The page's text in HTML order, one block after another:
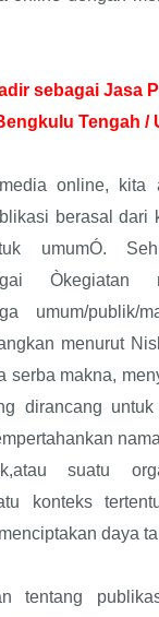
sebagai Jasa
Tengah /
online, kita
berasal dari
umumÓ.
Òkegiatan
umum/publik/
menurut
serba makna,
dirancang untuk
suatu
konteks
daya
tentang